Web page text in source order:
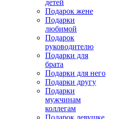
детей
Подарок жене
Подарки
любимой
Подарок
руководителю
Подарки для
брата
Подарки для него
Подарки другу
Подарки
мужчинам
коллегам
Подарок девушке